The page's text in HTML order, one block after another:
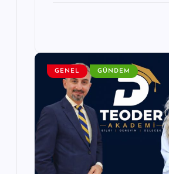
GENEL GÜNDEM